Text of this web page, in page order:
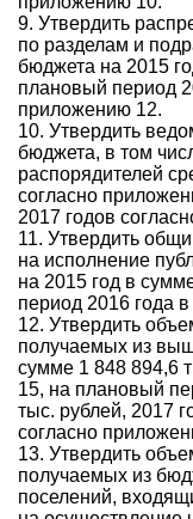
9. Утвердить
по разделам и
бюджета на 2015
плановый период
приложению 12.
10. Утвердить
бюджета, в том
распорядителей
согласно
2017 годов
11. Утвердить
на исполнение
на 2015 год в
период 2016 года
12. Утвердить
получаемых из
сумме 1 848 894,6
15, на плановый
тыс. рублей, 2017
согласно
13. Утвердить
получаемых из
поселений,